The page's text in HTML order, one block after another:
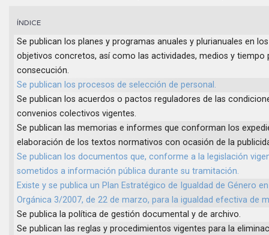
ÍNDICE
Se publican los planes y programas anuales y plurianuales en
objetivos concretos, así como las actividades, medios y tiempo
consecución.
Se publican los procesos de selección de personal.
Se publican los acuerdos o pactos reguladores de las
convenios colectivos vigentes.
Se publican las memorias e informes que conforman los
elaboración de los textos normativos con ocasión de la
Se publican los documentos que, conforme a la legislación
sometidos a información pública durante su tramitación.
Existe y se publica un Plan Estratégico de Igualdad de Género
Orgánica 3/2007, de 22 de marzo, para la igualdad efectiva de
Se publica la política de gestión documental y de archivo.
Se publican las reglas y procedimientos vigentes para la